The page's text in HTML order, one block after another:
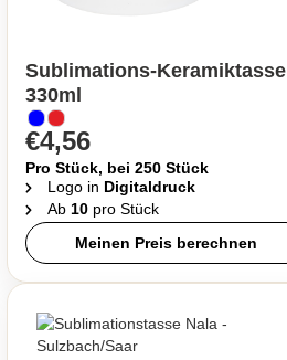
Sublimations-Keramiktasse
330ml
€4,56
Pro Stück, bei 250 Stück
Logo in Digitaldruck
Ab 10 pro Stück
Meinen Preis berechnen